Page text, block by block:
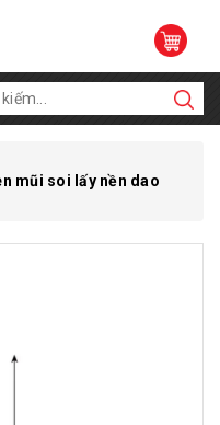
mũi soi lấy nền dao